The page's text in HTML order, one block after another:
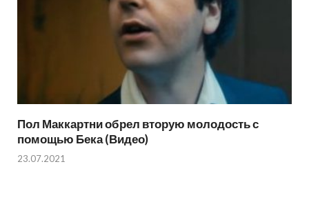
Пол Маккартни обрел вторую молодость с
помощью Бека (Видео)
23.07.2021